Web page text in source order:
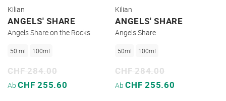
Kilian
ANGELS' SHARE
Angels Share on the Rocks
50 ml 100ml
Sonderpreis
Ab CHF 255.60
CHF 284.00
Kilian
ANGELS' SHARE
Angels Share
50ml 100ml
Sonderpreis
AbCHF 255.60
CHF 284.00